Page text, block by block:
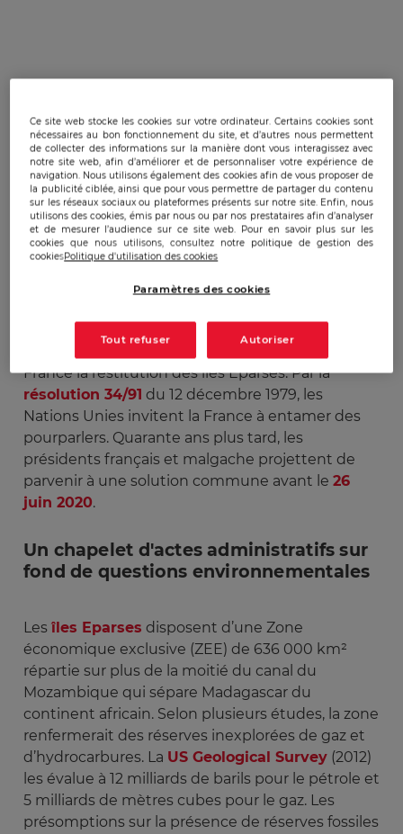
Publicado: 11/02/2020|Actualizado: 24/05/2024
Quelques semaines avant l’accès de Madagascar
à l’indépendance, la Francedécrètele
rattachement des îles Eparses au ministère
chargé des départements et des territoires
d’outre-mer. Cette disposition les exclut de fait
de l’accord préalable à l’indépendance acquise le
France la restitution des îles Eparses. Par la
résolution 34/91 du 12 décembre 1979, les
Nations Unies invitent la France à entamer des
pourparlers. Quarante ans plus tard, les
présidents français et malgache projettent de
parvenir à une solution commune avant le 26
juin 2020.
Un chapelet d'actes administratifs sur
fond de questions environnementales
Les îles Eparses disposent d’une Zone
économique exclusive (ZEE) de 636 000 km²
répartie sur plus de la moitié du canal du
Mozambique qui sépare Madagascar du
continent africain. Selon plusieurs études, la zone
renfermerait des réserves inexplorées de gaz et
d’hydrocarbures. La US Geological Survey (2012)
les évalue à 12 milliards de barils pour le pétrole et
5 milliards de mètres cubes pour le gaz. Les
présomptions sur la présence de réserves fossiles
Ce site web stocke les cookies sur votre ordinateur. Certains cookies sont
nécessaires au bon fonctionnement du site, et d’autres nous permettent
de collecter des informations sur la manière dont vous interagissez avec
notre site web, afin d’améliorer et de personnaliser votre expérience de
navigation. Nous utilisons également des cookies afin de vous proposer de
la publicité ciblée, ainsi que pour vous permettre de partager du contenu
sur les réseaux sociaux ou plateformes présents sur notre site. Enfin, nous
utilisons des cookies, émis par nous ou par nos prestataires afin d’analyser
et de mesurer l’audience sur ce site web. Pour en savoir plus sur les
cookies que nous utilisons, consultez notre politique de gestion des
cookiesPolitique d'utilisation des cookies
Paramètres des cookies
Tout refuser Autoriser